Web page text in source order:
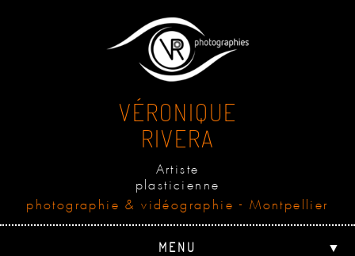
VÉRONIQUE
RIVERA
Artiste
plasticienne
photographie & vidéographie - Montpellier
MENU ▼